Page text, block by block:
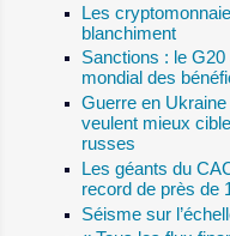
Les
blanchiment
Sanctions : le
mondial des
Guerre en
veulent mieux
russes
Les géants du
record de près de
Séisme sur